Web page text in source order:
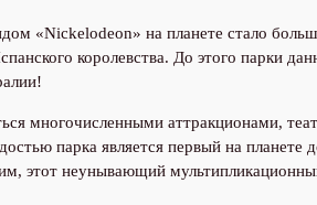
«Nickelodeon» на планете стало
королевства. До этого парки
многочисленными аттракционами,
парка является первый на
этот неунывающий